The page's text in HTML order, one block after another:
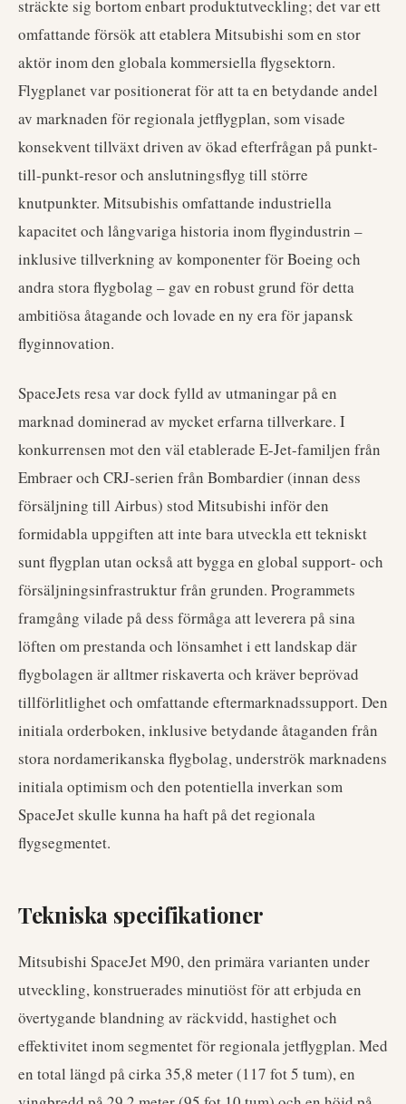
sträckte sig bortom enbart produktutveckling; det var ett
omfattande försök att etablera Mitsubishi som en stor
aktör inom den globala kommersiella flygsektorn.
Flygplanet var positionerat för att ta en betydande andel
av marknaden för regionala jetflygplan, som visade
konsekvent tillväxt driven av ökad efterfrågan på punkt-
till-punkt-resor och anslutningsflyg till större
knutpunkter. Mitsubishis omfattande industriella
kapacitet och långvariga historia inom flygindustrin –
inklusive tillverkning av komponenter för Boeing och
andra stora flygbolag – gav en robust grund för detta
ambitiösa åtagande och lovade en ny era för japansk
flyginnovation.
SpaceJets resa var dock fylld av utmaningar på en
marknad dominerad av mycket erfarna tillverkare. I
konkurrensen mot den väl etablerade E-Jet-familjen från
Embraer och CRJ-serien från Bombardier (innan dess
försäljning till Airbus) stod Mitsubishi inför den
formidabla uppgiften att inte bara utveckla ett tekniskt
sunt flygplan utan också att bygga en global support- och
försäljningsinfrastruktur från grunden. Programmets
framgång vilade på dess förmåga att leverera på sina
löften om prestanda och lönsamhet i ett landskap där
flygbolagen är alltmer riskaverta och kräver beprövad
tillförlitlighet och omfattande eftermarknadssupport. Den
initiala orderboken, inklusive betydande åtaganden från
stora nordamerikanska flygbolag, underströk marknadens
initiala optimism och den potentiella inverkan som
SpaceJet skulle kunna ha haft på det regionala
flygsegmentet.
Tekniska specifikationer
Mitsubishi SpaceJet M90, den primära varianten under
utveckling, konstruerades minutiöst för att erbjuda en
övertygande blandning av räckvidd, hastighet och
effektivitet inom segmentet för regionala jetflygplan. Med
en total längd på cirka 35,8 meter (117 fot 5 tum), en